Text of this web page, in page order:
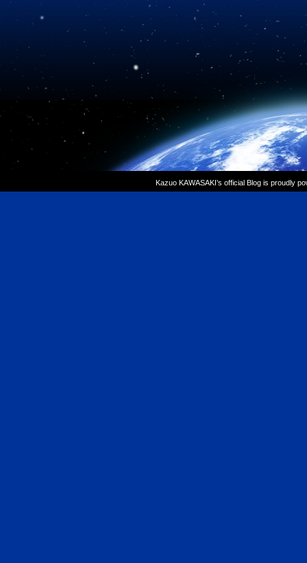
Kazuo KAWASAKI’s official Blog is proudly